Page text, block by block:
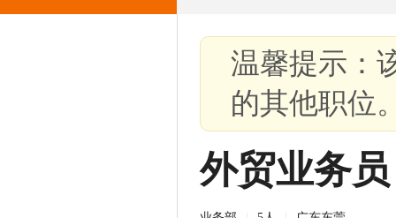
温馨提示：
的其他职位
外贸业务员